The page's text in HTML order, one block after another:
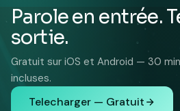
Parole en entrée.
sortie.
Gratuit sur iOS et Android — 30
incluses.
Telecharger — Gratuit